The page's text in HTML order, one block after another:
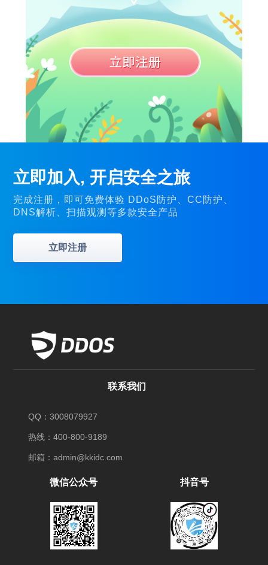
立即加入, 开启安全之旅
完成注册，即可免费体验 DDoS防护、CC防护、
DNS解析、扫描观测等多款安全产品
立即注册
联系我们
QQ：3008079927
热线：400-800-9189
邮箱：admin@kkidc.com
微信公众号 抖音号